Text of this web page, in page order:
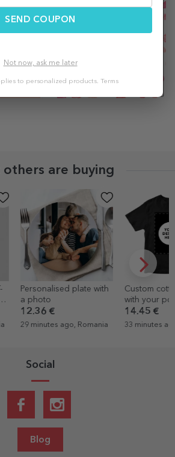
others are buying
Custom cotton T-shirt
with your portrait
graphic
14.45 €
33 minutes ago, Romania
with 2
and text
10.26 €
39
Social
Blog
SEND COUPON
Not now, ask me later
to personalized products. Terms